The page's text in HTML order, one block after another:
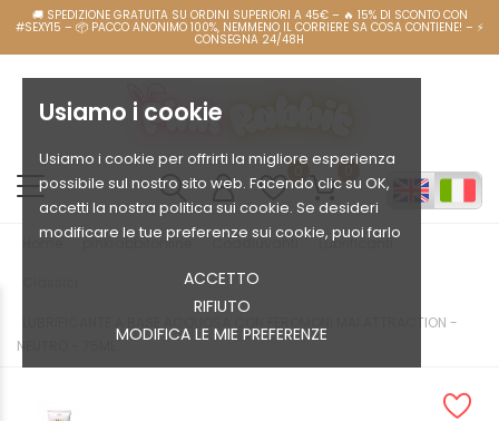
Usiamo i cookie
Usiamo i cookie per offrirti la migliore esperienza
possibile sul nostro sito web. Facendo clic su OK,
accetti la nostra politica sui cookie. Se desideri
modificare le tue preferenze sui cookie, puoi farlo
ACCETTO
RIFIUTO
MODIFICA LE MIE PREFERENZE
Home pinkrabbitonline Coadiuvanti Lubrificanti
LUBRIFICANTE A BASE ACQUOSA CON FEROMONI MAI ATTRACTION -
NEUTRO - 75ML